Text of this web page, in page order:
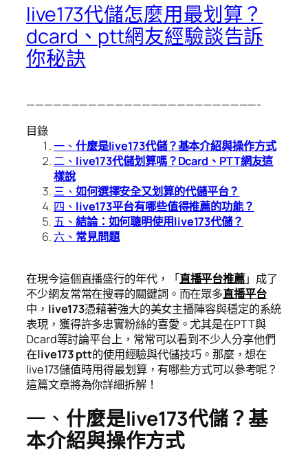
live173代儲怎麼用最划算？
dcard、ptt網友經驗談告訴
你秘訣
——————————————————————————-
目錄
一、 什麼是live173代儲？基本介紹與操作方式
二、 live173代儲划算嗎？Dcard、PTT網友這
樣說
三、 如何選擇安全又划算的代儲平台？
四、 live173平台有哪些值得推薦的功能？
五、 結論：如何聰明使用live173代儲？
六、 常見問題
在現今這個直播盛行的年代，「直播平台推薦」成了
不少網友常常在搜尋的關鍵詞。而在眾多直播平台
中， live173憑藉著強大的美女主播陣容與穩定的系統
表現，獲得許多忠實粉絲的喜愛。尤其是在PTT與
Dcard等討論平台上，常常可以看到不少人分享他們
在live173 ptt的使用經驗與代儲技巧。那麼，想在
live173儲值時用得最划算，有哪些方式可以參考呢？
這篇文章將為你詳細拆解！
一、 什麼是live173代儲？基
本介紹與操作方式